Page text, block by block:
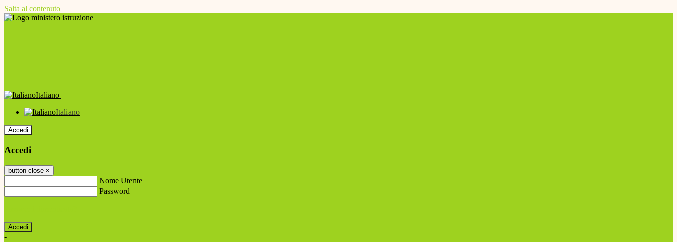
Salta al contenuto
Italiano
Italiano
Accedi
Accedi
button close ×
Nome Utente
Password
-